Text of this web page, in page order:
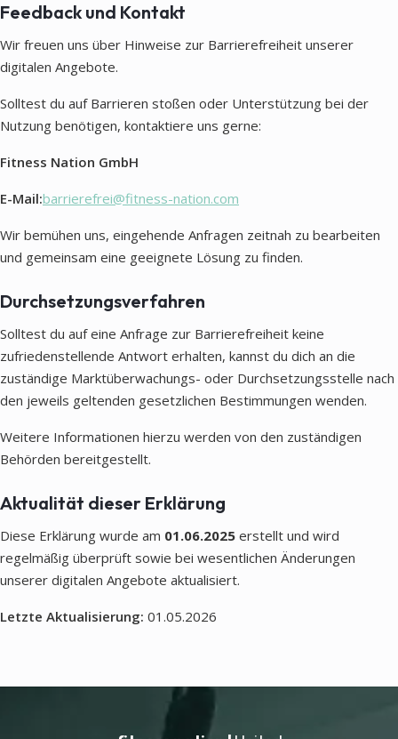
Feedback und Kontakt
Wir freuen uns über Hinweise zur Barrierefreiheit unserer
digitalen Angebote.
Solltest du auf Barrieren stoßen oder Unterstützung bei der
Nutzung benötigen, kontaktiere uns gerne:
Fitness Nation GmbH
E-Mail:barrierefrei@fitness-nation.com
Wir bemühen uns, eingehende Anfragen zeitnah zu bearbeiten
und gemeinsam eine geeignete Lösung zu finden.
Durchsetzungsverfahren
Solltest du auf eine Anfrage zur Barrierefreiheit keine
zufriedenstellende Antwort erhalten, kannst du dich an die
zuständige Marktüberwachungs- oder Durchsetzungsstelle nach
den jeweils geltenden gesetzlichen Bestimmungen wenden.
Weitere Informationen hierzu werden von den zuständigen
Behörden bereitgestellt.
Aktualität dieser Erklärung
Diese Erklärung wurde am 01.06.2025 erstellt und wird
regelmäßig überprüft sowie bei wesentlichen Änderungen
unserer digitalen Angebote aktualisiert.
Letzte Aktualisierung: 01.05.2026